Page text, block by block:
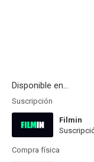
Disponible en...
Suscripción
Filmin
Compra física